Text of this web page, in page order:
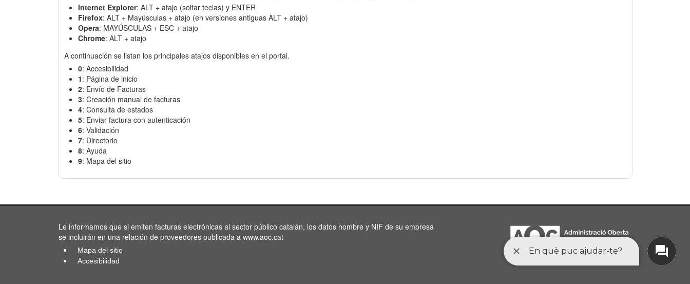
Internet Explorer: ALT + atajo (soltar teclas) y ENTER
Firefox: ALT + Mayúsculas + atajo (en versiones antiguas ALT + atajo)
Opera: MAYÚSCULAS + ESC + atajo
Chrome: ALT + atajo
A continuación se listan los principales atajos disponibles en el portal.
0: Accesibilidad
1: Página de inicio
2: Envío de Facturas
3: Creación manual de facturas
4: Consulta de estados
5: Enviar factura con autenticación
6: Validación
7: Directorio
8: Ayuda
9: Mapa del sitio
Le informamos que si emiten facturas electrónicas al sector público catalán, los datos nombre y NIF de su empresa
se incluirán en una relación de proveedores publicada a www.aoc.cat
Mapa del sitio
Accesibilidad